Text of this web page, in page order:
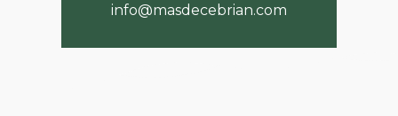
info@masdecebrian.com